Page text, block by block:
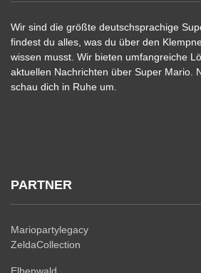
Wir sind die größte deutschsprachige
findest du alles, was du über den
wissen musst. Wir bieten umfangreiche
aktuellen Nachrichten über Super Mario.
schau dich in Ruhe um.
PARTNER
Mariopartylegacy
ZeldaCollection